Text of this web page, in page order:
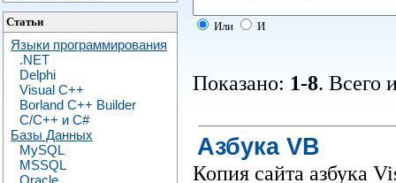
Статьи
Языки программирования
.NET
Delphi
Visual C++
Borland C++ Builder
C/С++ и C#
Базы Данных
MySQL
MSSQL
Oracle
Или И
Показано: 1-8. Всего
Азбука VB
Копия сайта азбука